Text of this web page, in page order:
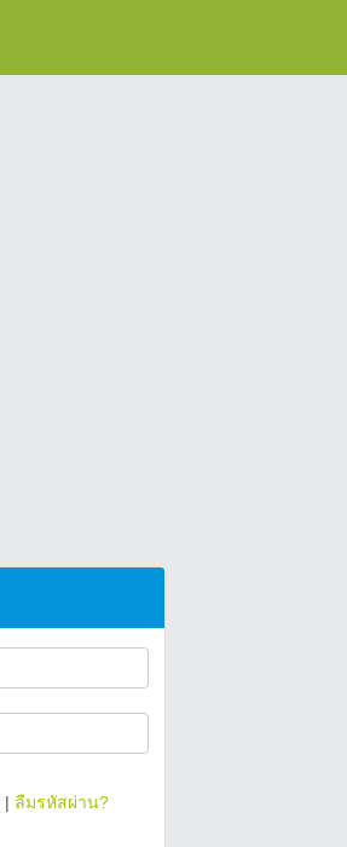
| ลืมรหัสผ่าน?